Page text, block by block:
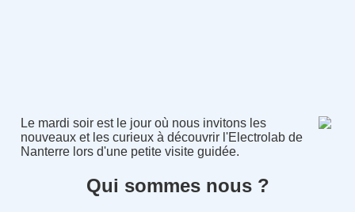
Le mardi soir est le jour où nous invitons les
nouveaux et les curieux à découvrir l'Electrolab de
Nanterre lors d'une petite visite guidée.
Qui sommes nous ?